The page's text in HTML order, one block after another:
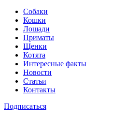
Собаки
Кошки
Лошади
Приматы
Щенки
Котята
Интересные факты
Новости
Статьи
Контакты
Подписаться